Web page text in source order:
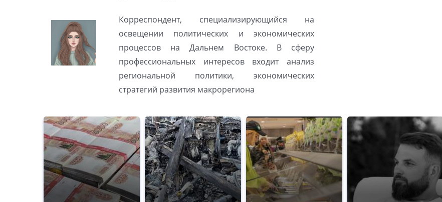
Корреспондент, специализирующийся на
освещении политических и экономических
процессов на Дальнем Востоке. В сферу
профессиональных интересов входит анализ
региональной политики, экономических
стратегий развития макрорегиона